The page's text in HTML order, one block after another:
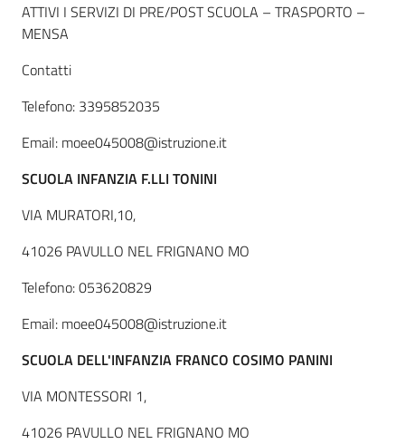
ATTIVI I SERVIZI DI PRE/POST SCUOLA – TRASPORTO –
MENSA
Contatti
Telefono: 3395852035
Email: moee045008@istruzione.it
SCUOLA INFANZIA F.LLI TONINI
VIA MURATORI,10,
41026 PAVULLO NEL FRIGNANO MO
Telefono: 053620829
Email: moee045008@istruzione.it
SCUOLA DELL'INFANZIA FRANCO COSIMO PANINI
VIA MONTESSORI 1,
41026 PAVULLO NEL FRIGNANO MO